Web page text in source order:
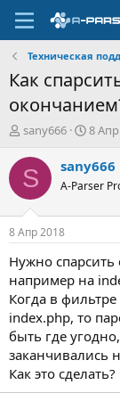
Техническая
Как
А
т
о
т
м
ы
sany666
Д
т
а
н
а
л
8
S sany666
A-Parser
8 Апр 2018
Нужно спарсить
например на
Когда в
index.php, то
быть где
заканчивались
Как это сделать?